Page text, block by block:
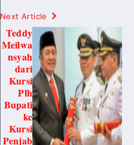
Next Article
Teddy
Meilwa
nsyah
dari
Kursi
Plh
Bupati
ke
Kursi
Penjab